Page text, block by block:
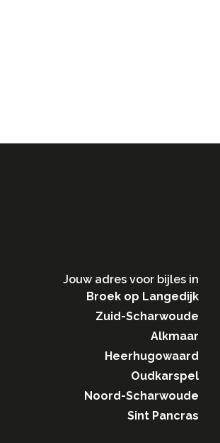
Jouw adres voor bijles in
Broek op Langedijk
Zuid-Scharwoude
Alkmaar
Heerhugowaard
Oudkarspel
Noord-Scharwoude
Sint Pancras